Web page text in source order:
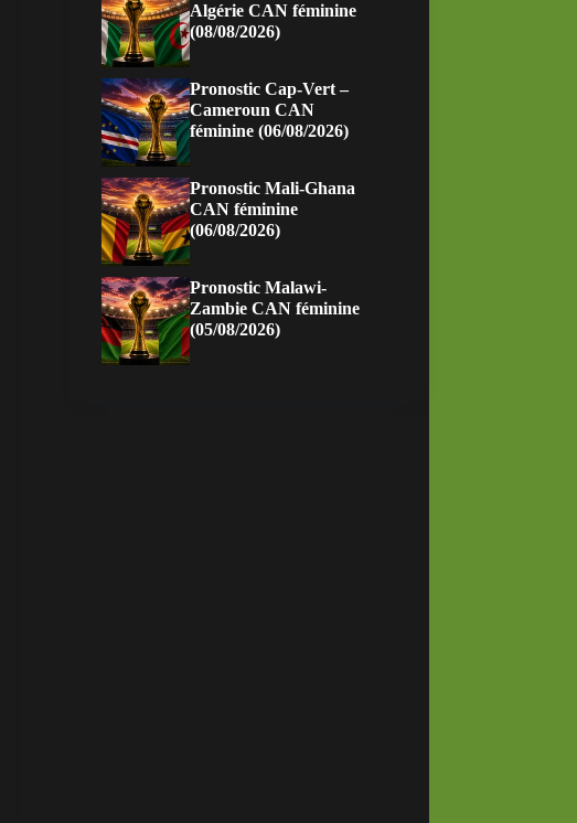
Algérie CAN féminine
(08/08/2026)
Pronostic Cap-Vert –
Cameroun CAN
féminine (06/08/2026)
Pronostic Mali-Ghana
CAN féminine
(06/08/2026)
Pronostic Malawi-
Zambie CAN féminine
(05/08/2026)